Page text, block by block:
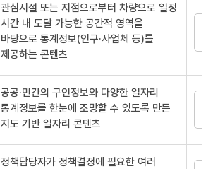
관심시설 또는 지점으로부터 차량으로 일정
시간 내 도달 가능한 공간적 영역을
바탕으로 통계정보(인구·사업체 등)를
제공하는 콘텐츠
공공·민간의 구인정보와 다양한 일자리
통계정보를 한눈에 조망할 수 있도록 만든
지도 기반 일자리 콘텐츠
정책담당자가 정책결정에 필요한 여러